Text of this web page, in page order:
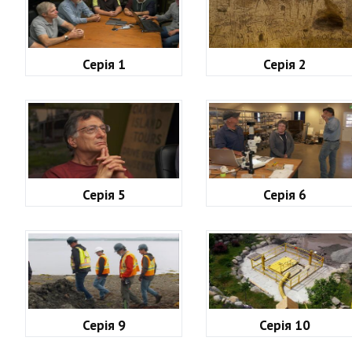
Серія 1 Серія 2
Серія 5 Серія 6
Серія 9 Серія 10